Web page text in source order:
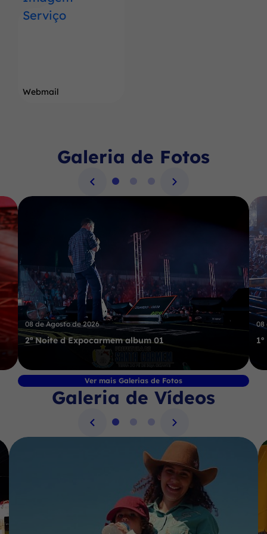
Webmail
Seção Galeria de Fotos
Galeria de Fotos
08 de Agosto de 2026
2ª Noite d Expocarmem album 01
08
Ver mais Galerias de Fotos
Seção Galeria de Vídeos
Galeria de Vídeos